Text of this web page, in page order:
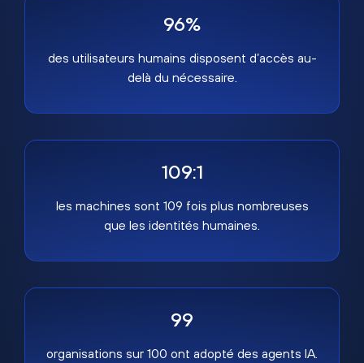
96%
des utilisateurs humains disposent d’accès au-
delà du nécessaire.
109:1
les machines sont 109 fois plus nombreuses
que les identités humaines.
99
organisations sur 100 ont adopté des agents IA.